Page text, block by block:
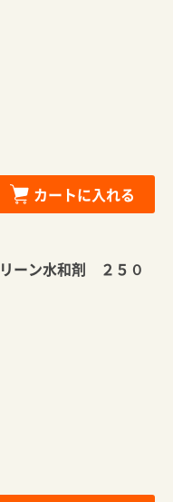
カートに入れる
ーン水和剤 ２５０